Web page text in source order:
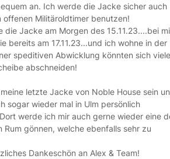
an. Ich werde die Jacke sicher auch
offenen Militäroldtimer benutzen!
die Jacke am Morgen des 15.11.23....bei
bereits am 17.11.23...und ich wohne in der
speditiven Abwicklung könnten sich viele
abschneiden!
letzte Jacke von Noble House sein
sogar wieder mal in Ulm persönlich
werde ich mir auch gerne wieder eine
Rum gönnen, welche ebenfalls sehr zu
Dankeschön an Alex & Team!